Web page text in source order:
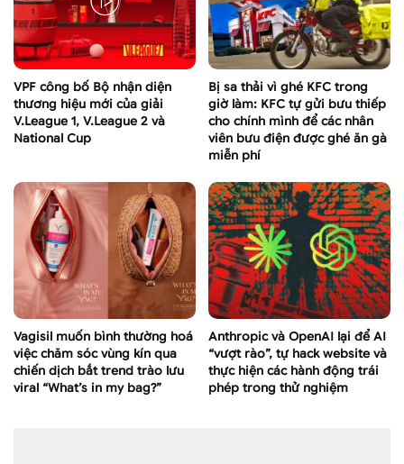
VPF công bố Bộ nhận diện
thương hiệu mới của giải
V.League 1, V.League 2 và
National Cup
Bị sa thải vì ghé KFC trong
giờ làm: KFC tự gửi bưu thiếp
cho chính mình để các nhân
viên bưu điện được ghé ăn gà
miễn phí
Vagisil muốn bình thường hoá
việc chăm sóc vùng kín qua
chiến dịch bắt trend trào lưu
viral “What’s in my bag?”
Anthropic và OpenAI lại để AI
“vượt rào”, tự hack website và
thực hiện các hành động trái
phép trong thử nghiệm